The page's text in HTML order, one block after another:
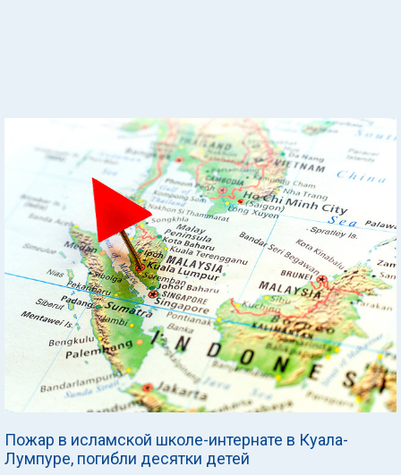
Пожар в исламской школе-интернате в Куала-
Лумпуре, погибли десятки детей